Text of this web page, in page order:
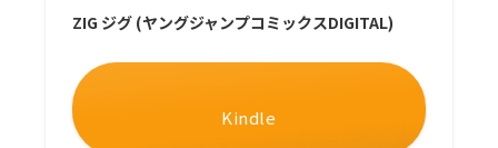
ZIG ジグ (ヤングジャンプコミックスDIGITAL)
Kindle